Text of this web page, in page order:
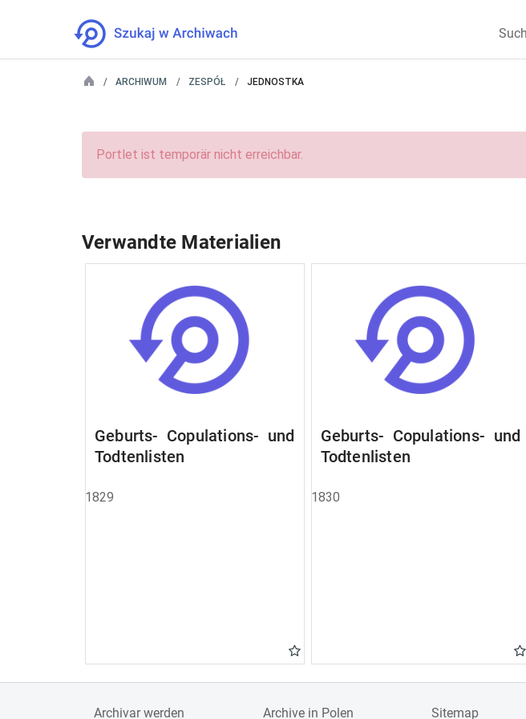
ARCHIWUM ZESPÓŁ JEDNOSTKA
Portlet ist temporär nicht erreichbar.
Verwandte Materialien
Geburts- Copulations- und
Todtenlisten
1829
Geburts- Copulations- und
Todtenlisten
1830
Archivar werden Archive in Polen Sitemap